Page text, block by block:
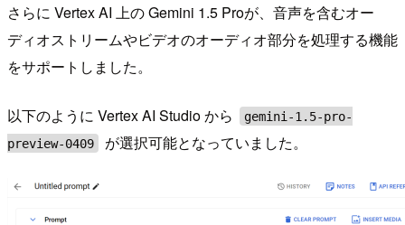
さらに Vertex AI 上の Gemini 1.5 Proが、音声を含むオー
ディオストリームやビデオのオーディオ部分を処理する機能
をサポートしました。
以下のように Vertex AI Studio から
gemini-1.5-pro-
preview-0409
が選択可能となっていました。